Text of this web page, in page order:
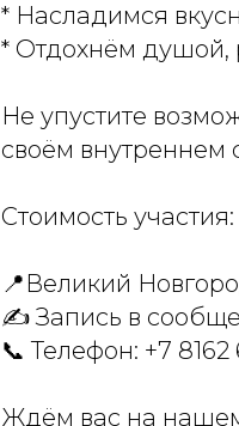
* Насладимся
* Отдохнём душой,
Не упустите
своём внутреннем
Стоимость
📍Великий
✍️ Запись в
📞 Телефон: +7 8162
Ждём вас на